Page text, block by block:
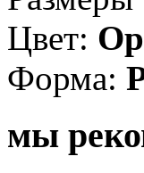
Цвет:
Форма:
мы